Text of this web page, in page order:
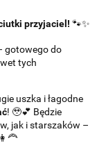
przyjaciel! 🐾✨
gotowego do
tych
uszka i łagodne
! 🥹💕 Będzie
jak i starszaków –